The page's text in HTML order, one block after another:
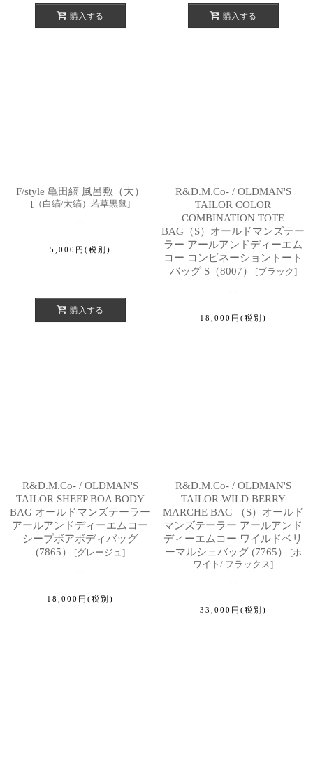
購入する 購入する
F/style 亀田縞 風呂敷（大）
[（白縞/太縞）若草黒鼠]
5,000 円 (税別)
購入する
R&D.M.Co- / OLDMAN'S
TAILOR COLOR
COMBINATION TOTE
BAG（S）オールドマンズテー
ラー アールアンドディーエム
コー コンビネーショントート
バッグ S（8007）
[ブラック]
18,000 円 (税別)
R&D.M.Co- / OLDMAN'S
TAILOR SHEEP BOA BODY
BAG オールドマンズテーラー
アールアンドディーエムコー
シープボアボディバッグ
(7865）
[グレージュ]
18,000 円 (税別)
R&D.M.Co- / OLDMAN'S
TAILOR WILD BERRY
MARCHE BAG （S）オールド
マンズテーラー アールアンド
ディーエムコー ワイルドベリ
ーマルシェバッグ (7765）
[ホ
ワイト/ フラックス]
33,000 円 (税別)